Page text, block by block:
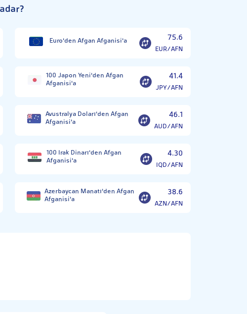
Euro'den Afgan Afganisi'a 75.6
EUR/AFN
100 Japon Yeni'den Afgan
Afganisi'a
41.4
JPY/AFN
Avustralya Doları'den Afgan
Afganisi'a
46.1
AUD/AFN
100 Irak Dinarı'den Afgan
Afganisi'a
4.30
IQD/AFN
Azerbaycan Manatı'den Afgan
Afganisi'a
38.6
AZN/AFN